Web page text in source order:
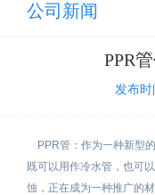
公司新闻
PPR
发布时
PPR管：作为一种新型的
既可以用作冷水管，也可
蚀，正在成为一种推广的